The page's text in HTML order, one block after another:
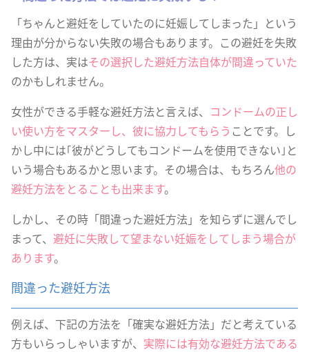
「ちゃんと避妊をしていたのに妊娠してしまった」という
理由が分からない失敗の場合もあります。この避妊を失敗
した方は、実はその選択した避妊方法自体が間違っていた
のかもしれません。
女性ができる手軽な避妊方法と言えば、 コンドームの正し
い使い方をマスターし、彼に協力してもらう ことです。し
かし中には｢彼がどうしてもコンドームを使用できない｣と
いう場合もあるかと思います。その場合は、もちろん他の
避妊方法をとることも出来ます。
しかし、その時「間違った避妊方法」を知らずに選んでし
まって、 避妊に失敗して望まない妊娠をしてしまう場合が
あります。
間違った避妊方法
例えば、下記の方法を「確実な避妊方法」だと考えている
方もいらっしゃいますが、 実際には有効な避妊方法である